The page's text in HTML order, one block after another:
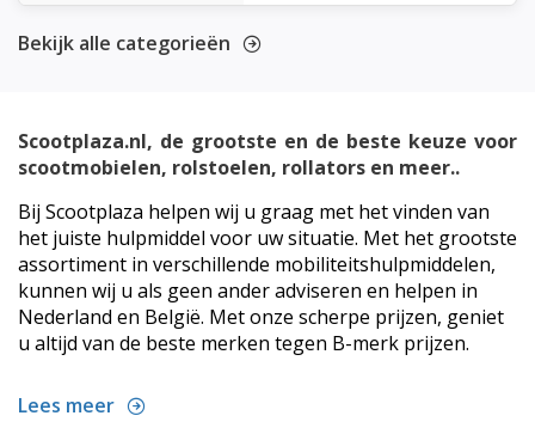
Bekijk alle categorieën
Scootplaza.nl, de grootste en de beste keuze voor
scootmobielen, rolstoelen, rollators en meer..
Bij Scootplaza helpen wij u graag met het vinden van
het juiste hulpmiddel voor uw situatie. Met het grootste
assortiment in verschillende mobiliteitshulpmiddelen,
kunnen wij u als geen ander adviseren en helpen in
Nederland en België. Met onze scherpe prijzen, geniet
u altijd van de beste merken tegen B-merk prijzen.
Lees meer